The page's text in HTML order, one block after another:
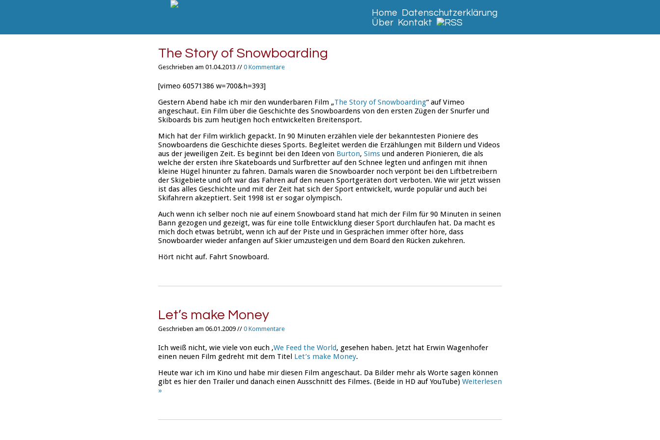
Home
Datenschutzerklärung
Über Kontakt
The Story of Snowboarding
Geschrieben am 01.04.2013 // 0 Kommentare
[vimeo 60571386 w=700&h=393]
Gestern Abend habe ich mir den wunderbaren Film „The Story of Snowboarding“ auf Vimeo
angeschaut. Ein Film über die Geschichte des Snowboardens von den ersten Zügen der Snurfer und
Skiboards bis zum heutigen hoch entwickelten Breitensport.
Mich hat der Film wirklich gepackt. In 90 Minuten erzählen viele der bekanntesten Pioniere des
Snowboardens die Geschichte dieses Sports. Begleitet werden die Erzählungen mit Bildern und Videos
aus der jeweiligen Zeit. Es beginnt bei den Ideen von Burton, Sims und anderen Pionieren, die als
welche der ersten ihre Skateboards und Surfbretter auf den Schnee legten und anfingen mit ihnen
kleine Hügel hinunter zu fahren. Damals waren die Snowboarder noch verpönt bei den Liftbetreibern
der Skigebiete und oft war das Fahren auf den neuen Sportgeräten dort verboten. Wie wir jetzt wissen
ist das alles Geschichte und mit der Zeit hat sich der Sport entwickelt, wurde populär und auch bei
Skifahrern akzeptiert. Seit 1998 ist er sogar olympisch.
Auch wenn ich selber noch nie auf einem Snowboard stand hat mich der Film für 90 Minuten in seinen
Bann gezogen und gezeigt, was für eine tolle Entwicklung dieser Sport durchlaufen hat. Da macht es
mich doch etwas betrübt, wenn ich auf der Piste und in Gesprächen immer öfter höre, dass
Snowboarder wieder anfangen auf Skier umzusteigen und dem Board den Rücken zukehren.
Hört nicht auf. Fahrt Snowboard.
Let’s make Money
Geschrieben am 06.01.2009 // 0 Kommentare
Ich weiß nicht, wie viele von euch ‚We Feed the World‚ gesehen haben. Jetzt hat Erwin Wagenhofer
einen neuen Film gedreht mit dem Titel Let’s make Money.
Heute war ich im Kino und habe mir diesen Film angeschaut. Da Bilder mehr als Worte sagen können
gibt es hier den Trailerund danach einen Ausschnitt des Filmes. (Beide in HD auf YouTube) Weiterlesen
»